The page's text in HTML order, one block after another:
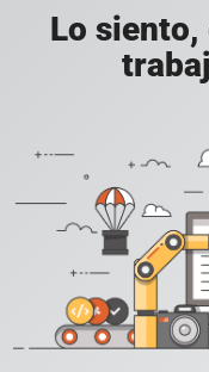
Lo siento,